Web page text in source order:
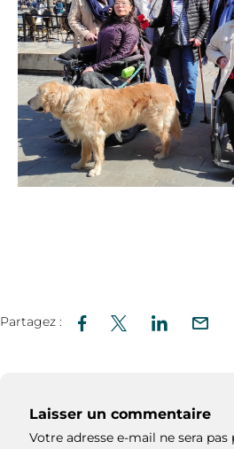
Partagez :
Laisser un commentaire
Votre adresse e-mail ne sera pas